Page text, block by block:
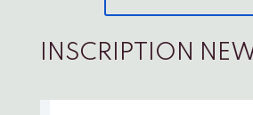
INSCRIPTION